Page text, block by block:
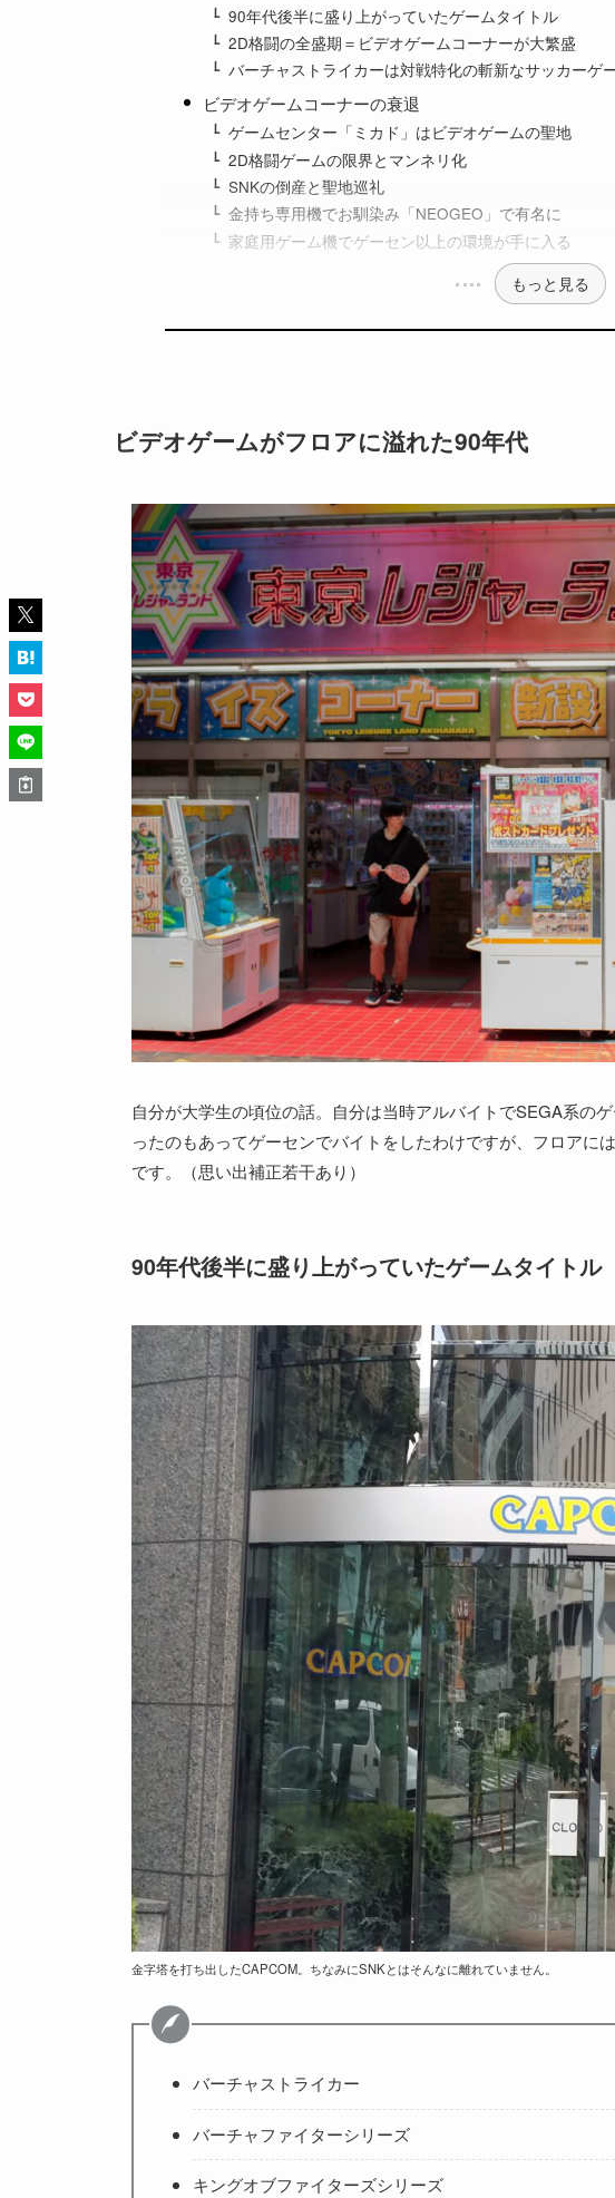
90年代後半に盛り上がっていたゲームタイトル
2D格闘の全盛期＝ビデオゲームコーナーが大繁盛
バーチャストライカーは対戦特化の斬新なサッカーゲ
ビデオゲームコーナーの衰退
ゲームセンター「ミカド」はビデオゲームの聖地
2D格闘ゲームの限界とマンネリ化
SNKの倒産と聖地巡礼
金持ち専用機でお馴染み「NEOGEO」で有名に
家庭用ゲーム機でゲーセン以上の環境が手に入る
もっと見る
ビデオゲームがフロアに溢れた90年代
自分が大学生の頃位の話。自分は当時アルバイトでSEGA系の
ったのもあってゲーセンでバイトをしたわけですが、フロアに
です。（思い出補正若干あり）
90年代後半に盛り上がっていたゲームタイトル
金字塔を打ち出したCAPCOM。ちなみにSNKとはそんなに離れていません。
バーチャストライカー
バーチャファイターシリーズ
キングオブファイターズシリーズ